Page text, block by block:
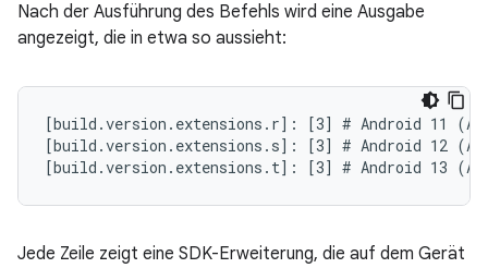
Nach der Ausführung des Befehls wird eine Ausgabe
angezeigt, die in etwa so aussieht:
[build.version.extensions.r]: [3] # Android 11
[build.version.extensions.s]: [3] # Android 12
Jede Zeile zeigt eine SDK-Erweiterung, die auf dem Gerät